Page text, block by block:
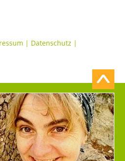
| Datenschutz |